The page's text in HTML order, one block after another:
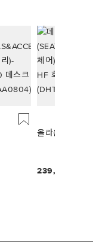
올라운드 HF
239,000